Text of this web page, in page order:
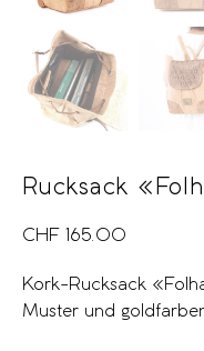
Rucksack
CHF 165.00
Kork-Rucksack
Muster und